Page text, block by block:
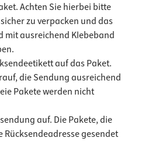
Achten Sie hierbei bitte
zu verpacken und das
mit ausreichend Klebeband
auf das Paket.
die Sendung ausreichend
Pakete werden nicht
auf. Die Pakete, die
Rücksendeadresse gesendet